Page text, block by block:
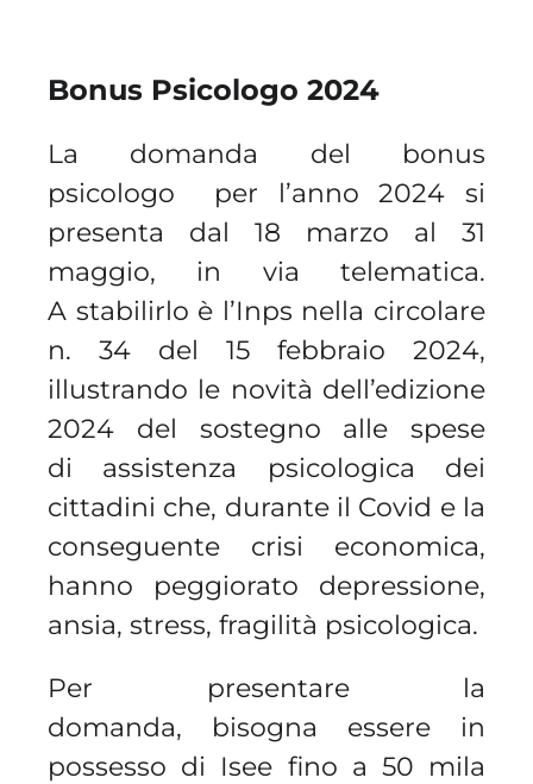
Bonus Psicologo 2024
La domanda del bonus
psicologo per l’anno 2024 si
presenta dal 18 marzo al 31
maggio, in via telematica.
A stabilirlo è l’Inps nella circolare
n. 34 del 15 febbraio 2024,
illustrando le novità dell’edizione
2024 del sostegno alle spese
di assistenza psicologica dei
cittadini che, durante il Covid e la
conseguente crisi economica,
hanno peggiorato depressione,
ansia, stress, fragilità psicologica.
Per presentare la
domanda, bisogna essere in
possesso di Isee fino a 50 mila